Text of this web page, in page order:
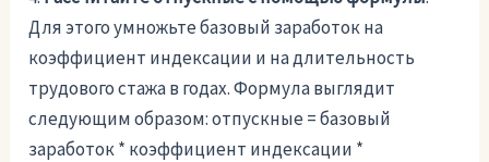
Для этого умножьте базовый заработок на
коэффициент индексации и на длительность
трудового стажа в годах. Формула выглядит
следующим образом: отпускные = базовый
заработок * коэффициент индексации *